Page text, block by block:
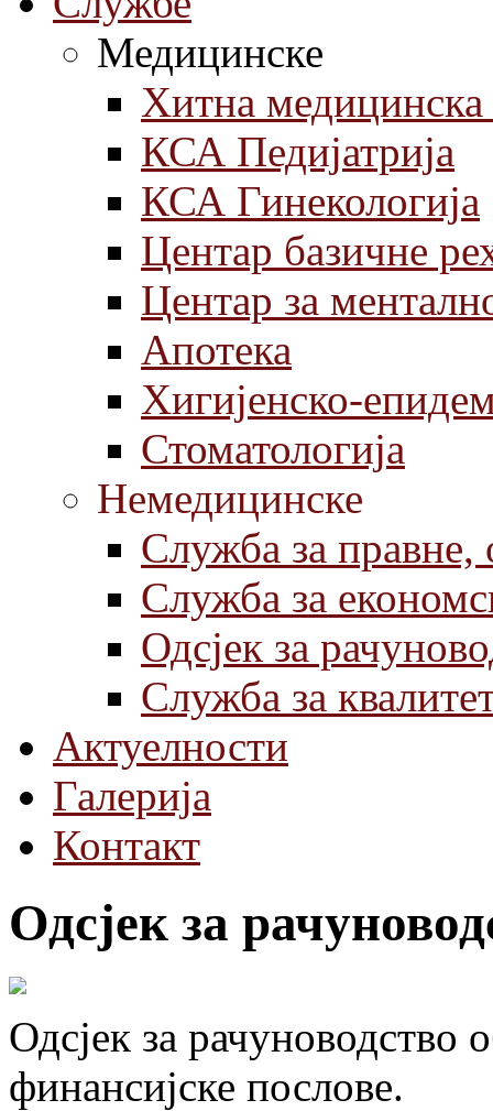
Медицинске
Хитна
КСА Педијатрија
КСА Гинекологија
Центар базичне
Центар за
Aпотека
Хигијенско-
Стоматологија
Немедицинске
Служба за правне,
Служба за
Одсјек за
Служба за
Актуелности
Галерија
Контакт
Одсјек за
Одсјек за рачуноводство
финансијске послове.